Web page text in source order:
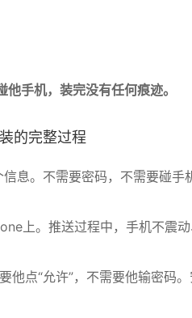
手机，装完没有任何痕迹。
的完整过程
息。不需要密码，不需要碰手
上。推送过程中，手机不震动
点“允许”，不需要他输密码。